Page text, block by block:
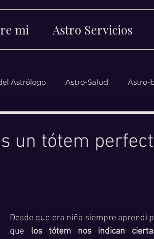
mi Astro Servicios
Astrólogo Astro-Salud Astro-
un tótem
Desde que era niña siempre aprendí
que los tótem nos indican